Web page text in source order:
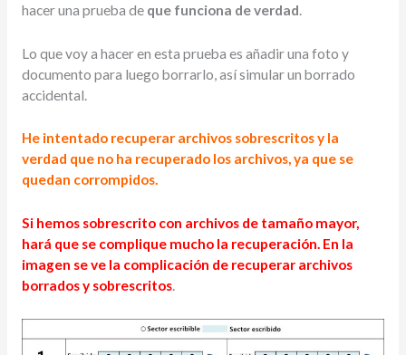
hacer una prueba de que funciona de verdad.
Lo que voy a hacer en esta prueba es añadir una foto y
documento para luego borrarlo, así simular un borrado
accidental.
He intentado recuperar archivos sobrescritos y la
verdad que no ha recuperado los archivos, ya que se
quedan corrompidos.
Si hemos sobrescrito con archivos de tamaño mayor,
hará que se complique mucho la recuperación. En la
imagen se ve la complicación de recuperar archivos
borrados y sobrescritos.